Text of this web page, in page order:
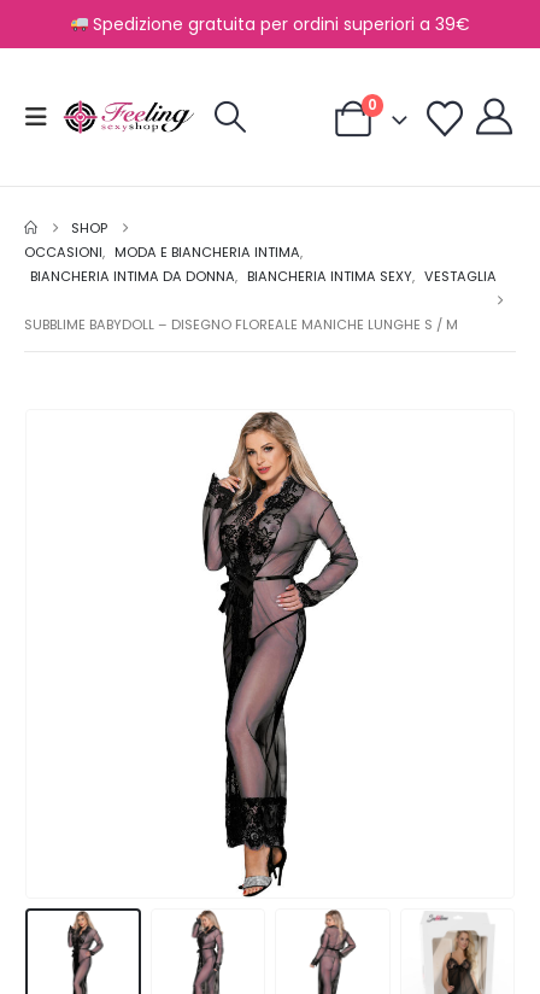
Spedizione gratuita per ordini superiori a 39€
0
SHOP
OCCASIONI, MODA E BIANCHERIA INTIMA,
BIANCHERIA INTIMA DA DONNA, BIANCHERIA INTIMA SEXY, VESTAGLIA
SUBBLIME BABYDOLL – DISEGNO FLOREALE MANICHE LUNGHE S / M